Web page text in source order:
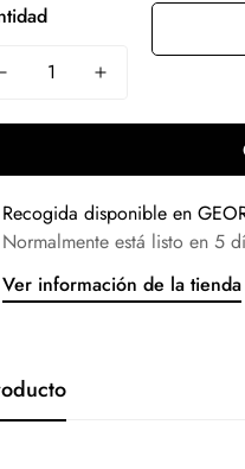
Recogida disponible en
Normalmente está listo en 5
Ver información de la tienda